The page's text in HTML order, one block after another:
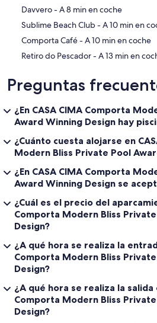
‪Davvero - ‬A 8 min en coche
‪Sublime Beach Club - ‬A 10 min
‪Comporta Café - ‬A 10 min en coche
‪Retiro do Pescador - ‬A 13 min en
Preguntas
¿En CASA CIMA Comporta
Award Winning Design hay
¿Cuánto cuesta alojarse en
Modern Bliss Private Pool
¿En CASA CIMA Comporta
Award Winning Design se
¿Cuál es el precio del
Comporta Modern Bliss
Design?
¿A qué hora se realiza la
Comporta Modern Bliss
Design?
¿A qué hora se realiza la salida
Comporta Modern Bliss
Design?